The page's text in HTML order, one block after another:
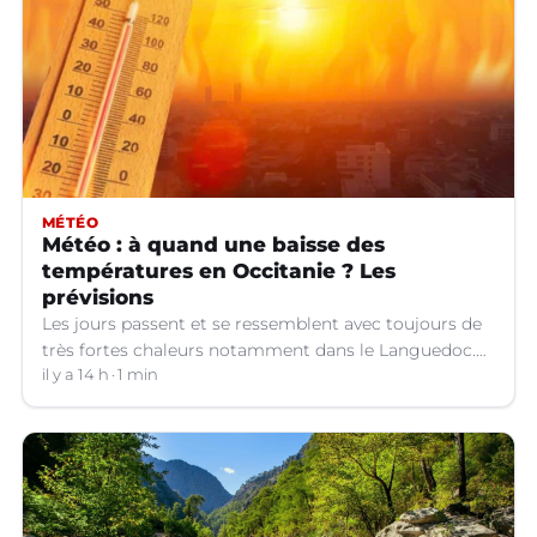
MÉTÉO
Météo : à quand une baisse des
températures en Occitanie ? Les
prévisions
Les jours passent et se ressemblent avec toujours de
très fortes chaleurs notamment dans le Languedoc.
Jusqu’à quand ?
il y a 14 h 1 min